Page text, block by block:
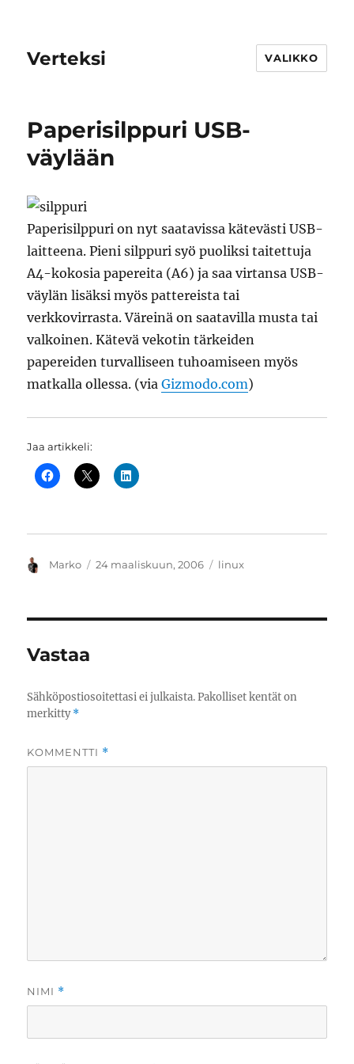
Verteksi VALIKKO
Paperisilppuri USB-
väylään
Paperisilppuri on nyt saatavissa kätevästi USB-
laitteena. Pieni silppuri syö puoliksi taitettuja
A4-kokosia papereita (A6) ja saa virtansa USB-
väylän lisäksi myös pattereista tai
verkkovirrasta. Väreinä on saatavilla musta tai
valkoinen. Kätevä vekotin tärkeiden
papereiden turvalliseen tuhoamiseen myös
matkalla ollessa. (viaGizmodo.com)
Jaa artikkeli:
Kirjoittaja
Marko Julkaistu
24 maaliskuun, 2006 Kategoriat
linux
Vastaa
Sähköpostiosoitettasi ei julkaista. Pakolliset kentät on
merkitty*
KOMMENTTI *
NIMI *